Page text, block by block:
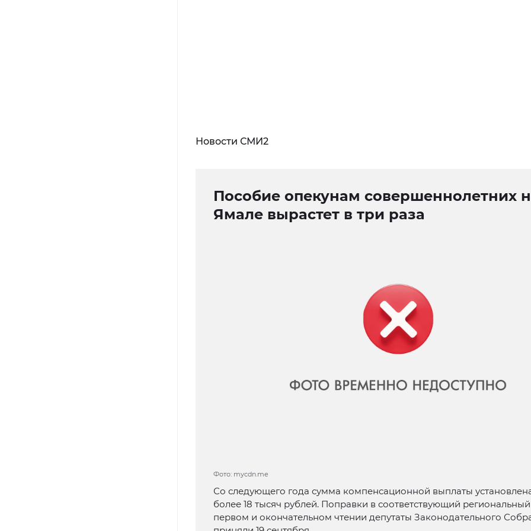
Новости СМИ2
Пособие опекунам совершеннолетних
Ямале вырастет в три раза
Фото: mycdn.me
Со следующего года сумма компенсационной выплаты
более 18 тысяч рублей. Поправки в соответствующий
первом и окончательном чтении депутаты Законодательного